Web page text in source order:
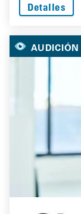
Detalles
AUDICIÓN